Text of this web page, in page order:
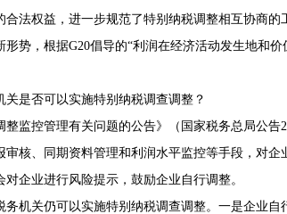
法权益，进一步规范了特别纳税调整相互协商的
，根据G20倡导的“利润在经济活动发生地和价
是否可以实施特别纳税调查调整？
控管理有关问题的公告》（国家税务总局公告
核、同期资料管理和利润水平监控等手段，对企
企业进行风险提示，鼓励企业自行调整。
关仍可以实施特别纳税调查调整。一是企业自